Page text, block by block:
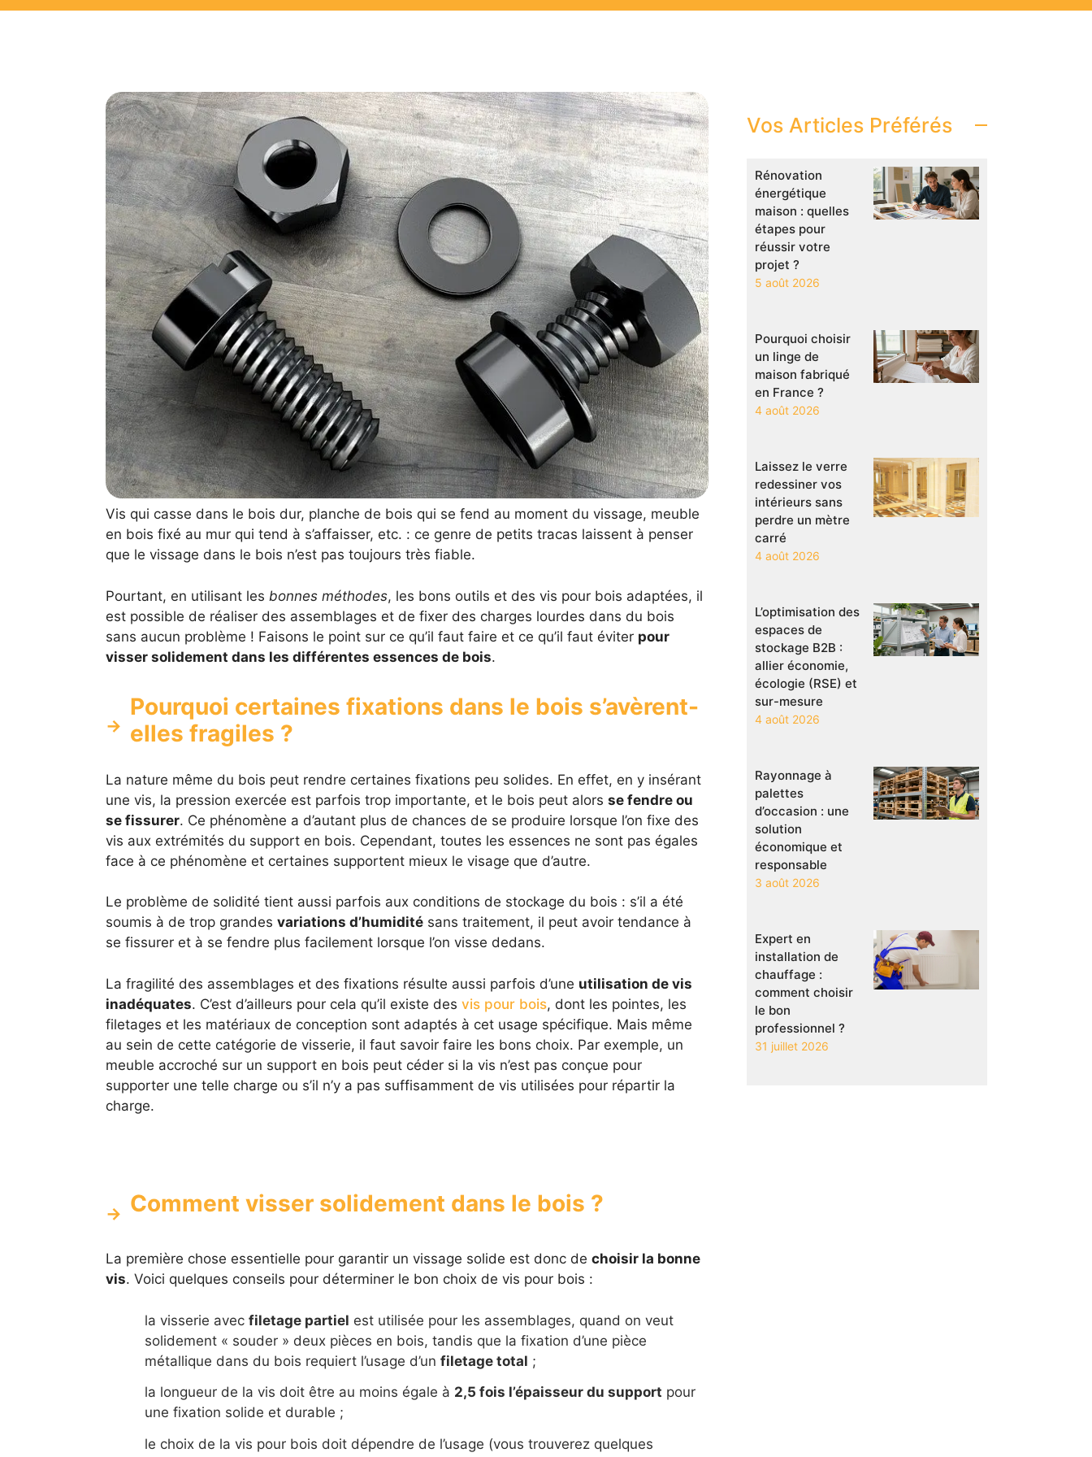
Vis qui casse dans le bois dur, planche de bois qui se fend au moment du vissage, meuble
en bois fixé au mur qui tend à s’affaisser, etc. : ce genre de petits tracas laissent à penser
que le vissage dans le bois n’est pas toujours très fiable.
Pourtant, en utilisant les bonnes méthodes, les bons outils et des vis pour bois adaptées, il
est possible de réaliser des assemblages et de fixer des charges lourdes dans du bois
sans aucun problème ! Faisons le point sur ce qu’il faut faire et ce qu’il faut éviter pour
visser solidement dans les différentes essences de bois.
Pourquoi certaines fixations dans le bois s’avèrent-
elles fragiles ?
La nature même du bois peut rendre certaines fixations peu solides. En effet, en y insérant
une vis, la pression exercée est parfois trop importante, et le bois peut alors se fendre ou
se fissurer. Ce phénomène a d’autant plus de chances de se produire lorsque l’on fixe des
vis aux extrémités du support en bois. Cependant, toutes les essences ne sont pas égales
face à ce phénomène et certaines supportent mieux le visage que d’autre.
Le problème de solidité tient aussi parfois aux conditions de stockage du bois : s’il a été
soumis à de trop grandes variations d’humiditésans traitement, il peut avoir tendance à
se fissurer et à se fendre plus facilement lorsque l’on visse dedans.
La fragilité des assemblages et des fixations résulte aussi parfois d’une utilisation de vis
inadéquates. C’est d’ailleurs pour cela qu’il existe des vis pour bois, dont les pointes, les
filetages et les matériaux de conception sont adaptés à cet usage spécifique. Mais même
au sein de cette catégorie de visserie, il faut savoir faire les bons choix. Par exemple, un
meuble accroché sur un support en bois peut céder si la vis n’est pas conçue pour
supporter une telle charge ou s’il n’y a pas suffisamment de vis utilisées pour répartir la
charge.
Comment visser solidement dans le bois ?
La première chose essentielle pour garantir un vissage solide est donc de choisir la bonne
vis. Voici quelques conseils pour déterminer le bon choix de vis pour bois :
la visserie avec filetage partiel est utilisée pour les assemblages, quand on veut
solidement « souder » deux pièces en bois, tandis que la fixation d’une pièce
métallique dans du bois requiert l’usage d’un filetage total ;
la longueur de la vis doit être au moins égale à 2,5 fois l’épaisseur du support pour
une fixation solide et durable ;
le choix de la vis pour bois doit dépendre de l’usage (vous trouverez quelques
Vos Articles Préférés
Rénovation
énergétique
maison : quelles
étapes pour
réussir votre
projet ?
5 août 2026
Pourquoi choisir
un linge de
maison fabriqué
en France ?
4 août 2026
Laissez le verre
redessiner vos
intérieurs sans
perdre un mètre
carré
4 août 2026
L’optimisation des
espaces de
stockage B2B :
allier économie,
écologie (RSE) et
sur-mesure
4 août 2026
Rayonnage à
palettes
d’occasion : une
solution
économique et
responsable
3 août 2026
Expert en
installation de
chauffage :
comment choisir
le bon
professionnel ?
31 juillet 2026